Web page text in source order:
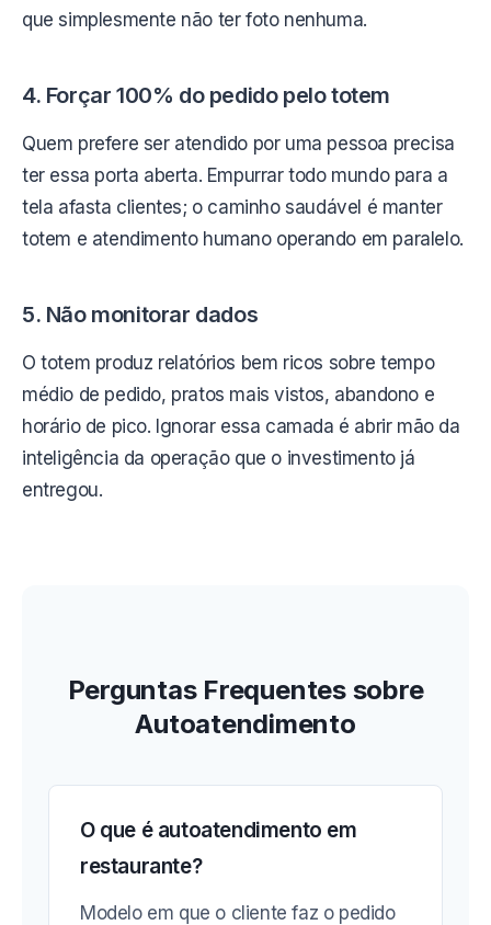
que simplesmente não ter foto nenhuma.
4. Forçar 100% do pedido pelo totem
Quem prefere ser atendido por uma pessoa precisa
ter essa porta aberta. Empurrar todo mundo para a
tela afasta clientes; o caminho saudável é manter
totem e atendimento humano operando em paralelo.
5. Não monitorar dados
O totem produz relatórios bem ricos sobre tempo
médio de pedido, pratos mais vistos, abandono e
horário de pico. Ignorar essa camada é abrir mão da
inteligência da operação que o investimento já
entregou.
Perguntas Frequentes sobre
Autoatendimento
O que é autoatendimento em
restaurante?
Modelo em que o cliente faz o pedido